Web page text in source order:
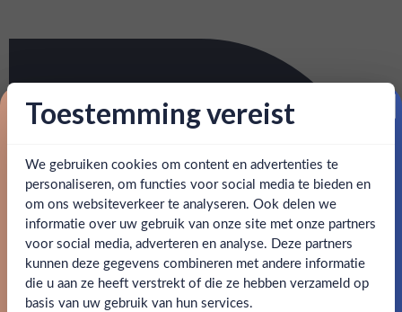
Ben jij 18 jaar of ouder?
Ja Nee
Toestemming vereist
We gebruiken cookies om content en advertenties te
personaliseren, om functies voor social media te bieden en
om ons websiteverkeer te analyseren. Ook delen we
informatie over uw gebruik van onze site met onze partners
voor social media, adverteren en analyse. Deze partners
kunnen deze gegevens combineren met andere informatie
die u aan ze heeft verstrekt of die ze hebben verzameld op
basis van uw gebruik van hun services.
Proost op je eerste korting!
Schrijf je in en ontvang direct 5% korting op je eerste
bestelling.
Email
Claim mijn korting